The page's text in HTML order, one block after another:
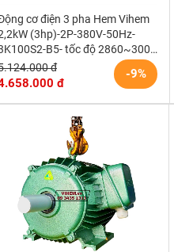
cơ điện 3 pha Hem Vihem
(3hp)-2P-380V-50Hz-
B5- tốc độ 2860~3000
min (kiểu lắp mặt bích)
-9%
đ
đ